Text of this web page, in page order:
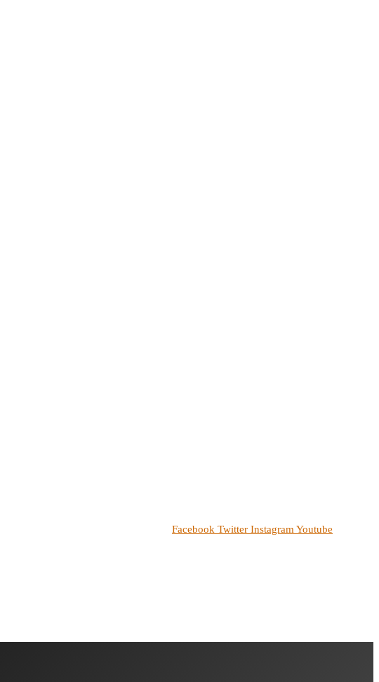
Facebook Twitter InstagramYoutube